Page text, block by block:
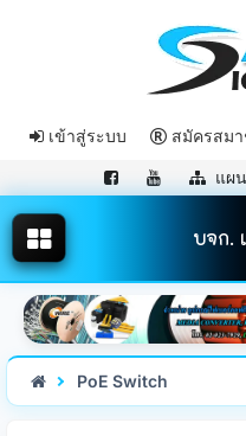
เข้าสู่ระบบ สมัครสม
แผ
บจก.
PoE Switch